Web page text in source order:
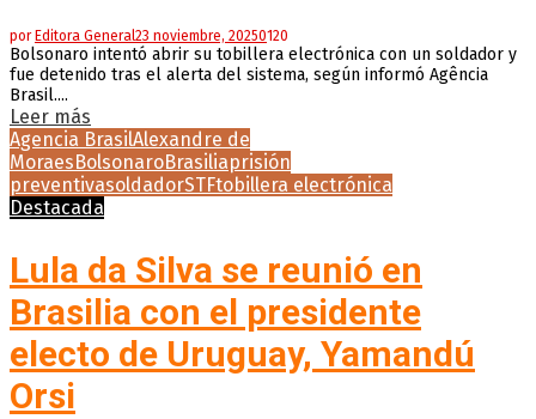
por Editora General23 noviembre, 20250120
Bolsonaro intentó abrir su tobillera electrónica con un soldador y
fue detenido tras el alerta del sistema, según informó Agência
Brasil....
Leer más
Agencia BrasilAlexandre de
Moraes BolsonaroBrasiliaprisión
preventivasoldadorSTFtobillera electrónica
Destacada
Lula da Silva se reunió en
Brasilia con el presidente
electo de Uruguay, Yamandú
Orsi